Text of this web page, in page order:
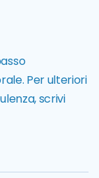
Per ulteriori
scrivi